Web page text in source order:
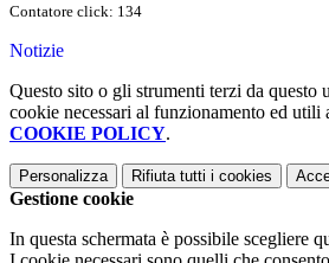
Contatore click: 134
Notizie
Questo sito o gli strumenti terzi da questo
cookie necessari al funzionamento ed
COOKIE POLICY.
Personalizza Rifiuta tutti i cookies
Gestione cookie
In questa schermata è possibile scegliere